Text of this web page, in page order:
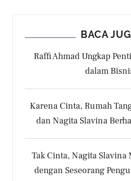
BACA
Raffi Ahmad Ungkap
dalam
Karena Cinta, Rumah
dan Nagita Slavina
Tak Cinta, Nagita Slavina
dengan Seseorang